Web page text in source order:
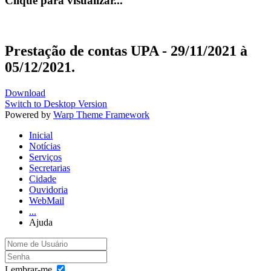
Prestação de contas UPA - 29/11/2021 à
05/12/2021.
Download
Switch to Desktop Version
Powered by Warp Theme Framework
Inicial
Notícias
Serviços
Secretarias
Cidade
Ouvidoria
WebMail
...
Ajuda